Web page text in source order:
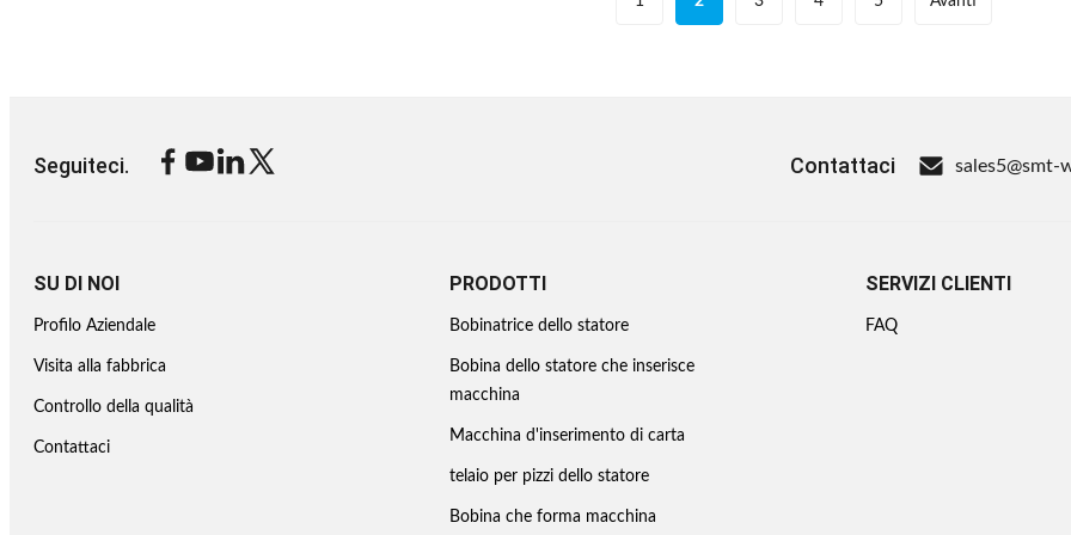
Seguiteci. Contattaci sales5@smt-
SU DI NOI
Profilo Aziendale
Visita alla fabbrica
Controllo della qualità
Contattaci
PRODOTTI
Bobinatrice dello statore
Bobina dello statore che inserisce
macchina
Macchina d'inserimento di carta
telaio per pizzi dello statore
Bobina che forma macchina
SERVIZI CLIENTI
FAQ